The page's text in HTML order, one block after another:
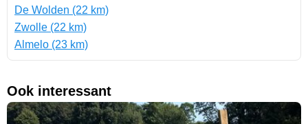
De Wolden (22 km)
Zwolle (22 km)
Almelo (23 km)
Ook interessant